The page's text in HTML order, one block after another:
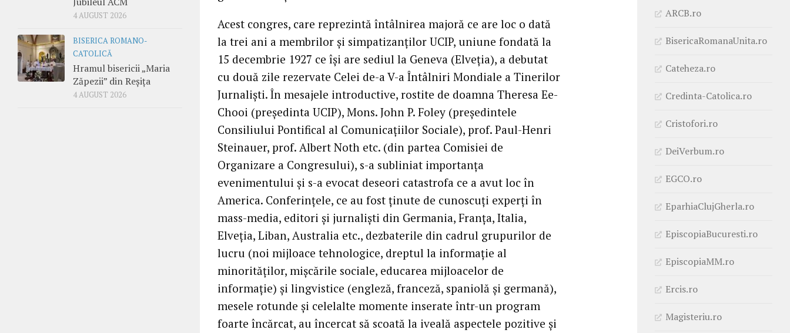
Acest congres, care reprezintă întâlnirea majoră ce are loc o dată
la trei ani a membrilor şi simpatizanţilor UCIP, uniune fondată la
15 decembrie 1927 ce îşi are sediul la Geneva (Elveţia), a debutat
cu două zile rezervate Celei de-a V-a Întâlniri Mondiale a Tinerilor
Jurnalişti. În mesajele introductive, rostite de doamna Theresa Ee-
Chooi (preşedinta UCIP), Mons. John P. Foley (preşedintele
Consiliului Pontifical al Comunicaţiilor Sociale), prof. Paul-Henri
Steinauer, prof. Albert Noth etc. (din partea Comisiei de
Organizare a Congresului), s-a subliniat importanţa
evenimentului şi s-a evocat deseori catastrofa ce a avut loc în
America. Conferinţele, ce au fost ţinute de cunoscuţi experţi în
mass-media, editori şi jurnalişti din Germania, Franţa, Italia,
Elveţia, Liban, Australia etc., dezbaterile din cadrul grupurilor de
lucru (noi mijloace tehnologice, dreptul la informaţie al
minorităţilor, mişcările sociale, educarea mijloacelor de
informaţie) şi lingvistice (engleză, franceză, spaniolă şi germană),
mesele rotunde şi celelalte momente inserate într-un program
foarte încărcat, au încercat să scoată la iveală aspectele pozitive şi
4 AUGUST 2026
BISERICA ROMANO-
CATOLICĂ
Hramul bisericii „Maria
Zăpezii” din Reșița
4 AUGUST 2026
ARCB.ro
BisericaRomanaUnita.ro
Cateheza.ro
Credinta-Catolica.ro
Cristofori.ro
DeiVerbum.ro
EGCO.ro
EparhiaClujGherla.ro
EpiscopiaBucuresti.ro
EpiscopiaMM.ro
Ercis.ro
Magisteriu.ro